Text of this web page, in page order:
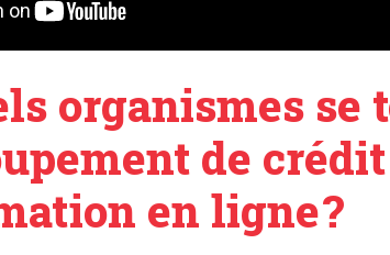
organismes se
de
en ligne ?